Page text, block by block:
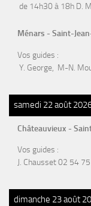
de 14h30 à 18h D.
Ménars - Saint-
Vos guides :
Y. George, M-N.
samedi 22 août
Châteauvieux -
Vos guides :
J. Chausset 02 54
dimanche 23 août